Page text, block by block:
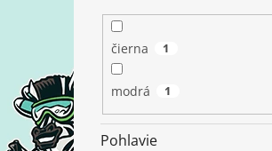
čierna 1
modrá 1
Pohlavie